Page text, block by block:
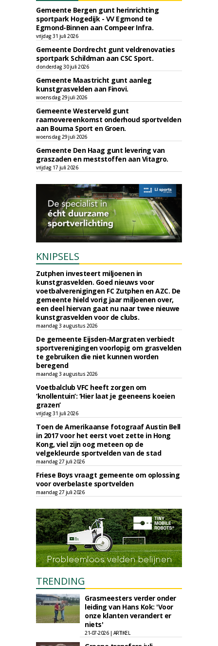
Gemeente Bergen gunt herinrichting
sportpark Hogedijk - VV Egmond te
Egmond-Binnen aan Compeer Infra.
vrijdag 31 juli 2026
Gemeente Dordrecht gunt veldrenovaties
sportpark Schildman aan CSC Sport.
donderdag 30 juli 2026
Gemeente Maastricht gunt aanleg
kunstgrasvelden aan Finovi.
woensdag 29 juli 2026
Gemeente Westerveld gunt
raamovereenkomst onderhoud sportvelden
aan Bouma Sport en Groen.
woensdag 29 juli 2026
Gemeente Den Haag gunt levering van
graszaden en meststoffen aan Vitagro.
vrijdag 17 juli 2026
KNIPSELS
Zutphen investeert miljoenen in
kunstgrasvelden. Goed nieuws voor
voetbalverenigingen FC Zutphen en AZC. De
gemeente hield vorig jaar miljoenen over,
een deel hiervan gaat nu naar twee nieuwe
kunstgrasvelden voor de clubs.
maandag 3 augustus 2026
De gemeente Eijsden-Margraten verbiedt
sportverenigingen voorlopig om grasvelden
te gebruiken die niet kunnen worden
beregend
maandag 3 augustus 2026
Voetbalclub VFC heeft zorgen om
‘knollentuin’: ‘Hier laat je geeneens koeien
grazen’
vrijdag 31 juli 2026
Toen de Amerikaanse fotograaf Austin Bell
in 2017 voor het eerst voet zette in Hong
Kong, viel zijn oog meteen op de
velgekleurde sportvelden van de stad
maandag 27 juli 2026
Friese Boys vraagt gemeente om oplossing
voor overbelaste sportvelden
maandag 27 juli 2026
TRENDING
Grasmeesters verder onder
leiding van Hans Kok: 'Voor
onze klanten verandert er
niets'
21-07-2026 | ARTIKEL